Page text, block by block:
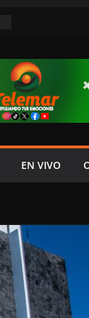
EN VIVO